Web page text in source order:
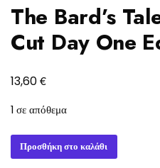
The Bard’s
Cut Day One
13,60€
1 σε απόθεμα
The
Bard's
Προσθήκη στο καλάθι